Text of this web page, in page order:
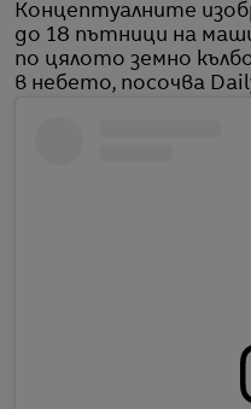
Концептуалните
до 18 пътници на
по цялото земно
в небето, посочва